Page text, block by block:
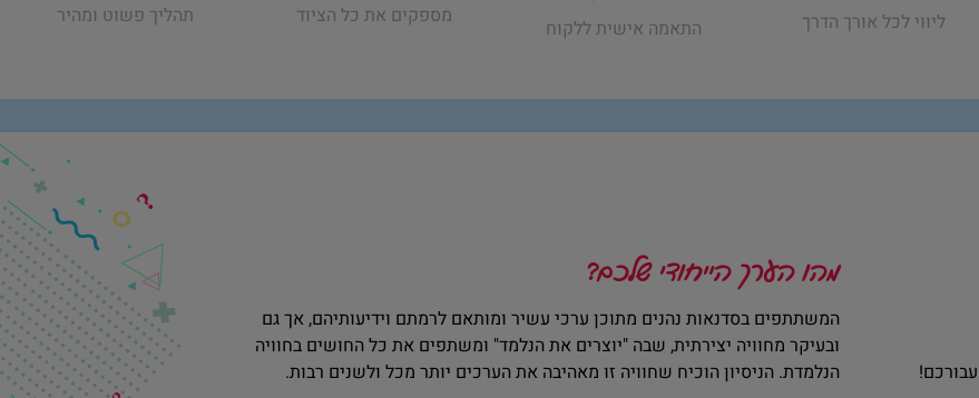
ליווי לכל אורך הדרך התאמה אישית ללקוח
מספקים את כל הציוד תהליך פשוט ומהיר
מהו הערך הייחודי שלכם?
המשתתפים בסדנאות נהנים מתוכן ערכי עשיר ומותאם לרמתם וידיעותיהם, אך גם
ובעיקר מחוויה יצירתית, שבה "יוצרים את הנלמד" ומשתפים את כל החושים בחוויה
הנלמדת. הניסיון הוכיח שחוויה זו מאהיבה את הערכים יותר מכל ולשנים רבות.